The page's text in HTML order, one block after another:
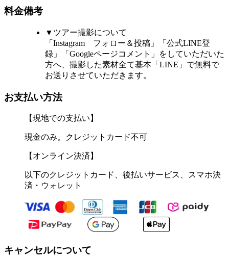
料金備考
▼ツアー撮影について
「Instagram フォロー＆投稿」「公式LINE登
録」「Googleページコメント」をしていただいた
方へ、撮影した素材全て基本「LINE」で無料で
お送りさせていただきます。
お支払い方法
【現地での支払い】
現金のみ。クレジットカード不可
【オンライン決済】
以下のクレジットカード、後払いサービス、スマホ決
済・ウォレット
キャンセルについて